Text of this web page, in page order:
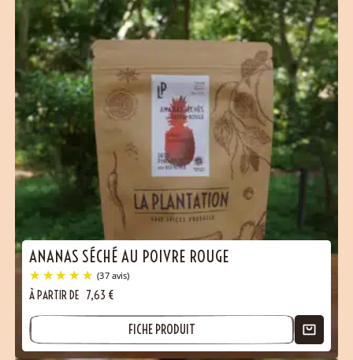
ANANAS SÉCHÉ AU POIVRE ROUGE
À PARTIR DE 7,63 €
FICHE PRODUIT